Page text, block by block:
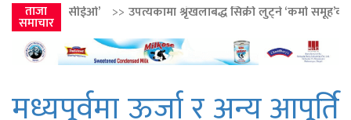
ताजा
समाचार
उपत्यकामा श्रृंखलाबद्ध सिक्री लुट्ने ‘कर्मा समूह’का नाइकेसहित पाँच पक्राउ
मध्यपूर्वमा ऊर्जा र अन्य आपूर्ति